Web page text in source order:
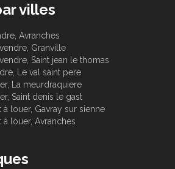
villes
Avranches
Granville
Saint jean le thomas
Le val saint pere
La meurdraquiere
Saint denis le gast
louer, Gavray sur sienne
louer, Avranches